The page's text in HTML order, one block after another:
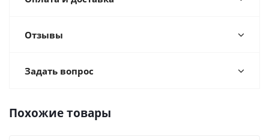
Отзывы
Задать вопрос
Похожие товары